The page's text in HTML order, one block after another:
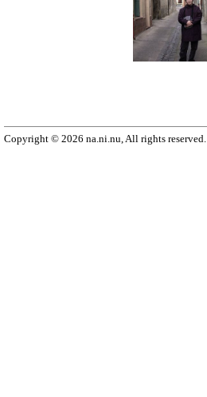
Copyright © 2026 na.ni.nu, All rights reserved.